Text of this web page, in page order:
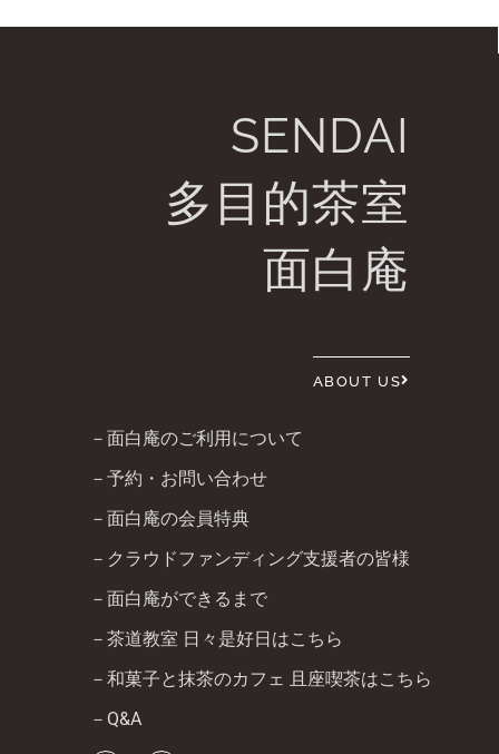
SENDAI
多目的茶室
面白庵
ABOUT US
－面白庵のご利用について
－予約・お問い合わせ
－面白庵の会員特典
－クラウドファンディング支援者の皆様
－面白庵ができるまで
－茶道教室 日々是好日はこちら
－和菓子と抹茶のカフェ 且座喫茶はこちら
－Q&A